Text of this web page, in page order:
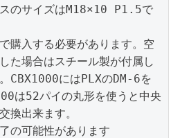
のサイズはM18×10 P1.5で
購入する必要があります。空
た場合はスチール製が付属し
CBX1000にはPLXのDM-6を
は52パイの丸形を使うと中央
換出来ます。
の可能性があります